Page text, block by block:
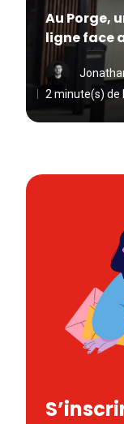
Au Porge,
ligne face
2 minute(s) de